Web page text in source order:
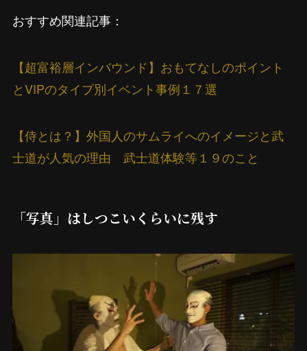
おすすめ関連記事：
【超富裕層インバウンド】おもてなしのポイント
とVIPのタイプ別イベント事例１７選
【侍とは？】外国人のサムライへのイメージと武
士道が人気の理由 武士道体験等１９のこと
「写真」はしつこいくらいに残す